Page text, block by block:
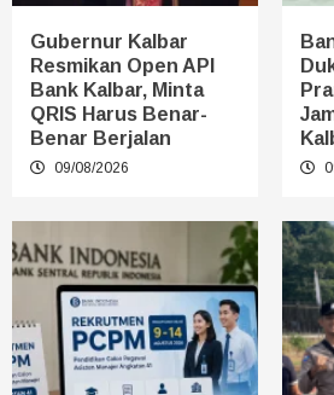
Gubernur Kalbar
Resmikan Open API
Bank Kalbar, Minta
QRIS Harus Benar-
Benar Berjalan
09/08/2026